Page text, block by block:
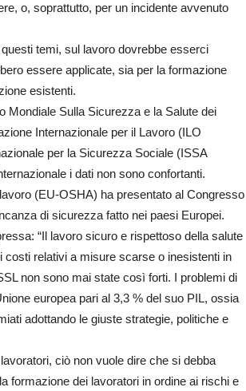
o, soprattutto, per un incidente avvenuto
temi, sul lavoro dovrebbe esserci
essere applicate, sia per la formazione
esistenti.
Mondiale Sulla Sicurezza e la Salute dei
Internazionale per il Lavoro (ILO
per la Sicurezza Sociale (ISSA
i dati non sono confortanti.
(EU-OSHA) ha presentato al Congresso
di sicurezza fatto nei paesi Europei.
“Il lavoro sicuro e rispettoso della salute
relativi a misure scarse o inesistenti in
non sono mai state così forti. I problemi di
europea pari al 3,3 % del suo PIL, ossia
adottando le giuste strategie, politiche e
ciò non vuole dire che si debba
formazione dei lavoratori in ordine ai rischi e